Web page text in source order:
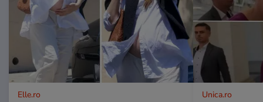
Elle.ro Unica.ro